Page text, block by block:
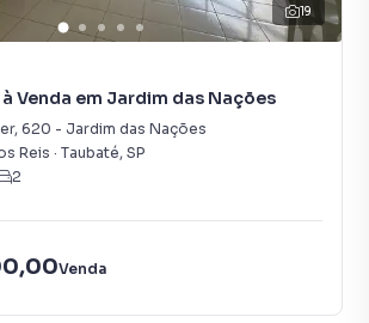
19
Venda em Jardim das Nações
, 620 - Jardim das Nações
Reis · Taubaté, SP
2
Venda